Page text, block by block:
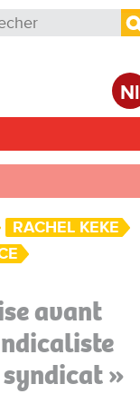
de recherche
Nl
RACHEL KEKE
avant
»